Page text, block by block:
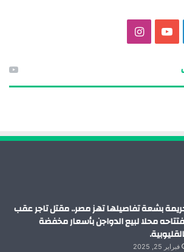
م
بشعة تفاصيلها تهز مصر.. مقتل تاجر عقب
محلا لبيع الدواجن بأسعار مخفضة
فبراير 25, 2025